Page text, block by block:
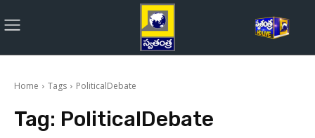
Home Tags PoliticalDebate
Tag: PoliticalDebate